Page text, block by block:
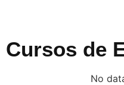
Cursos de
No